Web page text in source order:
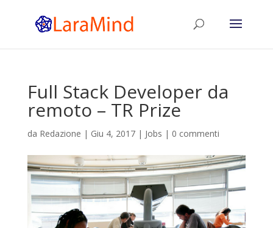
Full Stack Developer da
remoto – TR Prize
da Redazione | Giu 4, 2017| Jobs | 0 commenti